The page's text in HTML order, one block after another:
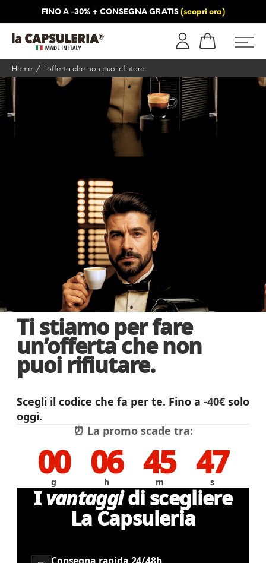
FINO A -30% + CONSEGNA GRATIS (scopri ora)
Home L'offerta che non puoi rifiutare
Ti stiamo per fare
un’offerta che non
puoi rifiutare.
Scegli il codice che fa per te. Fino a -40€ solo
oggi.
⏰ La promo scade tra:
00
g 06
h 45
m 46
s
Ivantaggidi scegliere
La Capsuleria